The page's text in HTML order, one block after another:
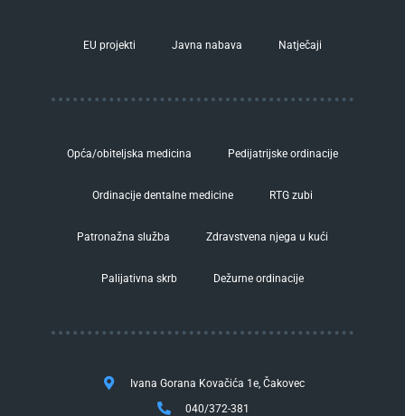
EU projekti Javna nabava Natječaji
Opća/obiteljska medicina Pedijatrijske ordinacije
Ordinacije dentalne medicine RTG zubi
Patronažna služba Zdravstvena njega u kući
Palijativna skrb Dežurne ordinacije
Ivana Gorana Kovačića 1e, Čakovec
040/372-381